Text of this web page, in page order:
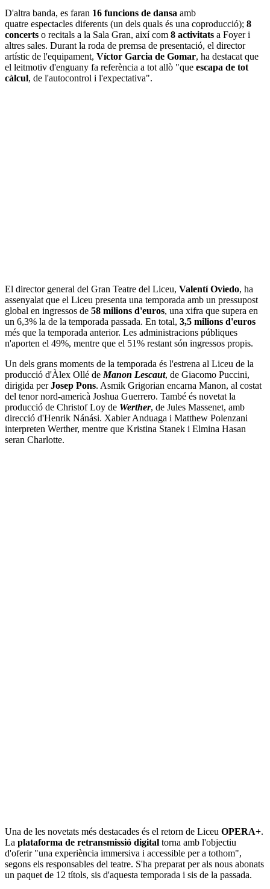
D'altra banda, es faran 16 funcions de dansa amb
quatre espectacles diferents (un dels quals és una coproducció); 8
concerts o recitals a la Sala Gran, així com 8 activitats a Foyer i
altres sales. Durant la roda de premsa de presentació, el director
artístic de l'equipament, Víctor Garcia de Gomar, ha destacat que
el leitmotiv d'enguany fa referència a tot allò "que escapa de tot
càlcul, de l'autocontrol i l'expectativa".
El director general del Gran Teatre del Liceu, Valentí Oviedo, ha
assenyalat que el Liceu presenta una temporada amb un pressupost
global en ingressos de 58 milions d'euros, una xifra que supera en
un 6,3% la de la temporada passada. En total, 3,5 milions d'euros
més que la temporada anterior. Les administracions públiques
n'aporten el 49%, mentre que el 51% restant són ingressos propis.
Un dels grans moments de la temporada és l'estrena al Liceu de la
producció d'Àlex Ollé de Manon Lescaut, de Giacomo Puccini,
dirigida perJosep Pons. Asmik Grigorian encarna Manon, al costat
del tenor nord-americà Joshua Guerrero. També és novetat la
producció de Christof Loy de Werther, de Jules Massenet, amb
direcció d'Henrik Nánási. Xabier Anduaga i Matthew Polenzani
interpreten Werther, mentre que Kristina Stanek i Elmina Hasan
seran Charlotte.
Una de les novetats més destacades és el retorn de Liceu OPERA+.
La plataforma de retransmissió digital torna amb l'objectiu
d'oferir "una experiència immersiva i accessible per a tothom",
segons els responsables del teatre. S'ha preparat per als nous abonats
un paquet de 12 títols, sis d'aquesta temporada i sis de la passada.